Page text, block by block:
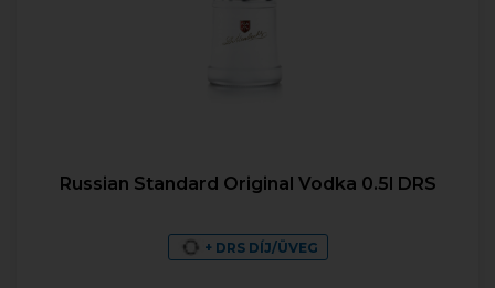
Russian Standard Original Vodka 0.5l DRS
+ DRS DÍJ/ÜVEG